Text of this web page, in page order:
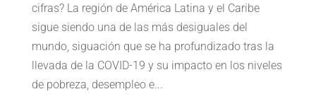
cifras? La región de América Latina y el Caribe
sigue siendo una de las más desiguales del
mundo, siguación que se ha profundizado tras la
llevada de la COVID-19 y su impacto en los niveles
de pobreza, desempleo e...